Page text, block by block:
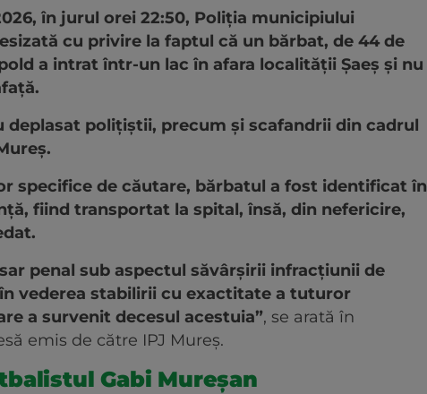
în jurul orei 22:50, Poliția municipiului
cu privire la faptul că un bărbat, de 44 de
a intrat într-un lac în afara localității Șaeș și nu
deplasat polițiștii, precum și scafandrii din cadrul
specifice de căutare, bărbatul a fost identificat în
fiind transportat la spital, însă, din nefericire,
penal sub aspectul săvârșirii infracțiunii de
vederea stabilirii cu exactitate a tuturor
a survenit decesul acestuia”, se arată în
emis de către IPJ Mureș.
Gabi Mureșan